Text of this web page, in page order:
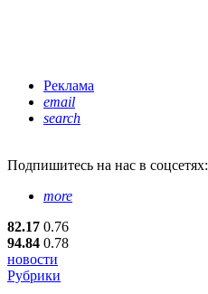
Реклама
email
search
Подпишитесь на нас в соцсетях:
more
82.17 0.76
94.84 0.78
новости
Рубрики